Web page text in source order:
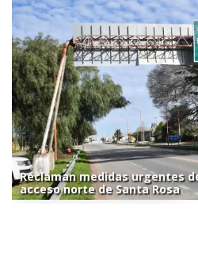
Reclaman medidas urgentes
acceso norte de Santa Rosa